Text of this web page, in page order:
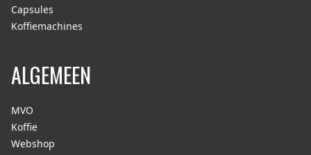
Capsules
Koffiemachines
ALGEMEEN
MVO
Koffie
Webshop